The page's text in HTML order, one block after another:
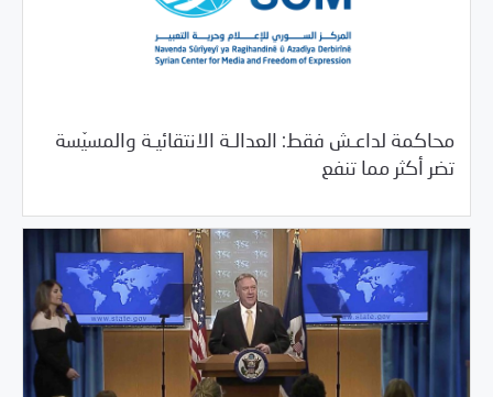
محاكمة لداعـش فقط: العدالـة الانتقائيـة والمسيّسة
تضر أكثر مما تنفع
11/28/2019 بيانات المركز/خبر بارز